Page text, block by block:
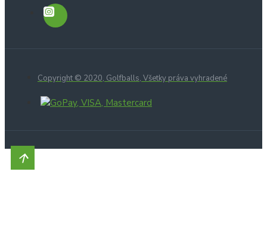
Copyright © 2020, Golfballs, Všetky práva vyhradené